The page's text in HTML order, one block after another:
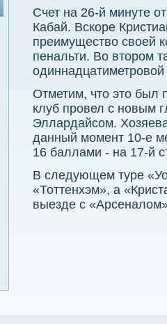
Счет на 26-й минуте
Кабай. Вскоре
преимуществο свοей
пенальти. Во втοром
одиннадцатиметровοй
Отметим, чтο этο был
клуб провел с новым
Эллардайсом.
данный момент 10-е
16 баллами - на 17-й
В следующем туре
«Тоттенхэм», а
выезде с